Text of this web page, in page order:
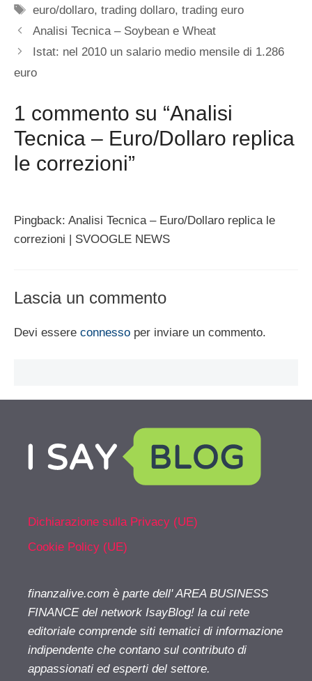
Tag
euro/dollaro,trading dollaro,trading euro
Analisi Tecnica – Soybean e Wheat
Istat: nel 2010 un salario medio mensile di 1.286
euro
1 commento su “Analisi
Tecnica – Euro/Dollaro replica
le correzioni”
Pingback: Analisi Tecnica – Euro/Dollaro replica le
correzioni | SVOOGLE NEWS
Lascia un commento
Devi essere connesso per inviare un commento.
Dichiarazione sulla Privacy (UE)
Cookie Policy (UE)
finanzalive.com è parte dell' AREA BUSINESS
FINANCE del network IsayBlog! la cui rete
editoriale comprende siti tematici di informazione
indipendente che contano sul contributo di
appassionati ed esperti del settore.